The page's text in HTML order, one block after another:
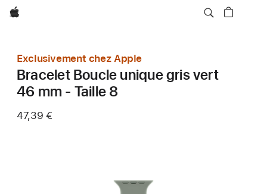
Apple
Exclusivement chez Apple
Bracelet Boucle unique gris vert
46 mm - Taille 8
47,39 €